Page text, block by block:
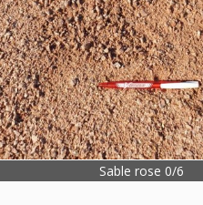
Sable rose 0/6